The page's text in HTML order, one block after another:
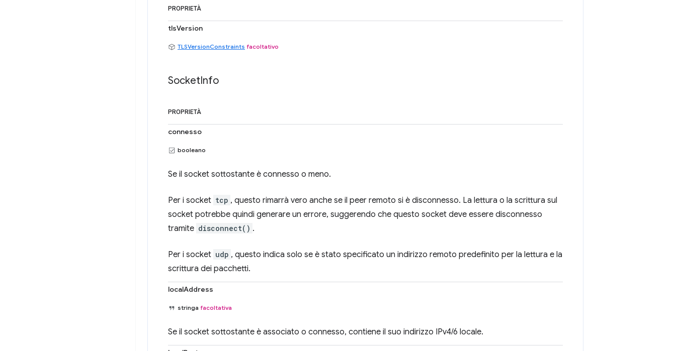
PROPRIETÀ
tlsVersion
TLSVersionConstraints facoltativo
SocketInfo
PROPRIETÀ
connesso
booleano
Se il socket sottostante è connesso o meno.
Per i socket tcp , questo rimarrà vero anche se il peer remoto si è disconnesso. La lettura o la scrittura sul
socket potrebbe quindi generare un errore, suggerendo che questo socket deve essere disconnesso
tramite disconnect() .
Per i socket udp , questo indica solo se è stato specificato un indirizzo remoto predefinito per la lettura e la
scrittura dei pacchetti.
localAddress
stringa facoltativa
Se il socket sottostante è associato o connesso, contiene il suo indirizzo IPv4/6 locale.